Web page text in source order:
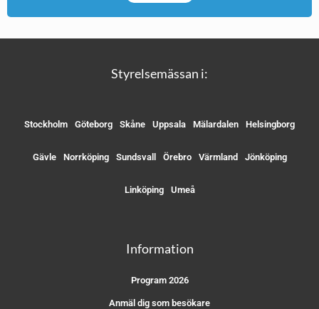
Styrelsemässan i:
Stockholm Göteborg Skåne Uppsala Mälardalen Helsingborg
Gävle Norrköping Sundsvall Örebro Värmland Jönköping
Linköping Umeå
Information
Program 2026
Anmäl dig som besökare